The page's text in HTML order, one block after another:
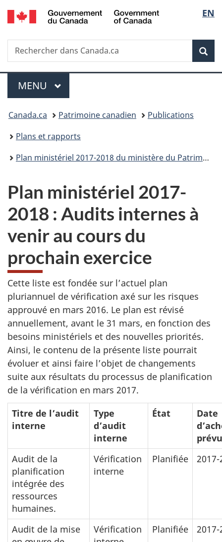
Passer
au
principal
Passer
à
Au
du
Passer
à
version
simplifiée
de
la
EN
Recherche
Rechercher
dans
Menu
MENU PRINCIPAL
Vous
êtes
ici :
Canada.ca Patrimoine canadien
Publications
Plans et rapports
Plan ministériel 2017-2018 du ministère du Patrimoine canadien
Plan ministériel 2017-
2018 : Audits internes à
venir au cours du
prochain exercice
Cette liste est fondée sur l’actuel plan
pluriannuel de vérification axé sur les risques
approuvé en mars 2016. Le plan est révisé
annuellement, avant le 31 mars, en fonction des
besoins ministériels et des nouvelles priorités.
Ainsi, le contenu de la présente liste pourrait
évoluer et ainsi faire l’objet de changements
suite aux résultats du processus de planification
de la vérification en mars 2017.
Titre de l’audit
interne
Type
d’audit
interne
État
Date
Audit de la
planification
intégrée des
ressources
humaines.
Vérification
interne
Planifiée
Audit de la mise
Vérification
Planifiée